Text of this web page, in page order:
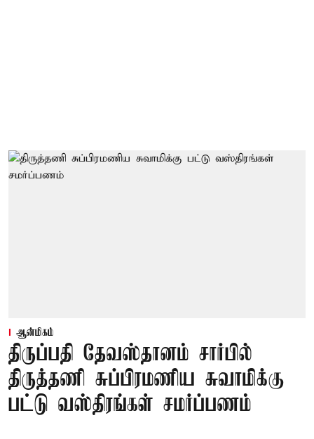
ஆன்மிகம்
திருப்பதி தேவஸ்தானம் சார்பில்
திருத்தணி சுப்பிரமணிய சுவாமிக்கு
பட்டு வஸ்திரங்கள் சமர்ப்பணம்